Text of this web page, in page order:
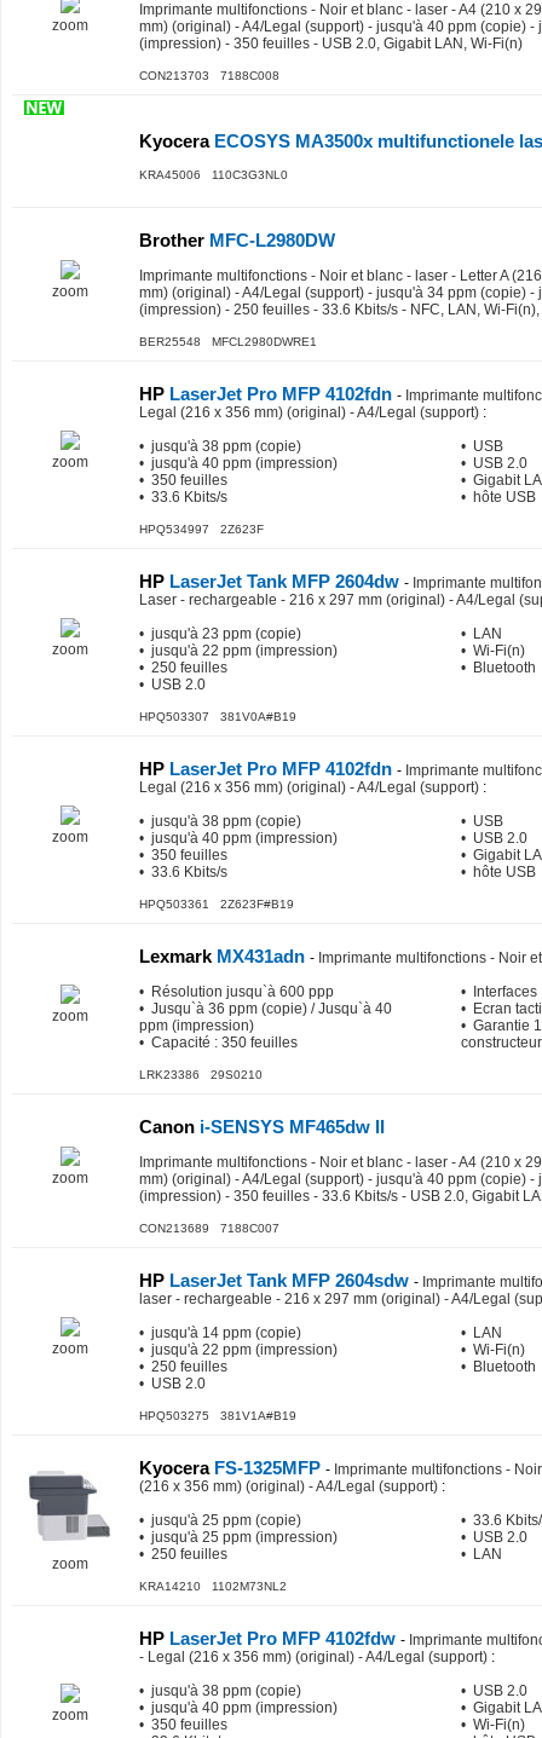
zoom
Imprimante multifonctions - Noir et blanc - laser - A4 (210 x
mm) (original) - A4/Legal (support) - jusqu'à 40 ppm (copie) -
(impression) - 350 feuilles - USB 2.0, Gigabit LAN, Wi-Fi(n)
CON213703 7188C008
KyoceraECOSYS MA3500x multifunctionele
KRA45006 110C3G3NL0
zoom
Brother MFC-L2980DW
Imprimante multifonctions - Noir et blanc - laser - Letter A
mm) (original) - A4/Legal (support) - jusqu'à 34 ppm (copie) -
(impression) - 250 feuilles - 33.6 Kbits/s - NFC, LAN, Wi-
BER25548 MFCL2980DWRE1
zoom
HP LaserJet Pro MFP 4102fdn - Imprimante
Legal (216 x 356 mm) (original) - A4/Legal (support) :
• jusqu'à 38 ppm (copie)
• jusqu'à 40 ppm (impression)
• 350 feuilles
• 33.6 Kbits/s
• USB
• USB 2.0
• Gigabit
• hôte USB
HPQ534997 2Z623F
zoom
HP LaserJet Tank MFP 2604dw - Imprimante
Laser - rechargeable - 216 x 297 mm (original) - A4/Legal
• jusqu'à 23 ppm (copie)
• jusqu'à 22 ppm (impression)
• 250 feuilles
• USB 2.0
• LAN
• Wi-Fi(n)
• Bluetooth
HPQ503307 381V0A#B19
zoom
HP LaserJet Pro MFP 4102fdn - Imprimante
Legal (216 x 356 mm) (original) - A4/Legal (support) :
• jusqu'à 38 ppm (copie)
• jusqu'à 40 ppm (impression)
• 350 feuilles
• 33.6 Kbits/s
• USB
• USB 2.0
• Gigabit
• hôte USB
HPQ503361 2Z623F#B19
zoom
Lexmark MX431adn - Imprimante multifonctions - Noir
• Résolution jusqu`à 600 ppp
• Jusqu`à 36 ppm (copie) / Jusqu`à 40
ppm (impression)
• Capacité : 350 feuilles
• Interfaces
• Ecran
• Garantie
constructeur
LRK23386 29S0210
zoom
Canon i-SENSYS MF465dw II
Imprimante multifonctions - Noir et blanc - laser - A4 (210 x
mm) (original) - A4/Legal (support) - jusqu'à 40 ppm (copie) -
(impression) - 350 feuilles - 33.6 Kbits/s - USB 2.0, Gigabit
CON213689 7188C007
zoom
HP LaserJet Tank MFP 2604sdw - Imprimante
laser - rechargeable - 216 x 297 mm (original) - A4/Legal
• jusqu'à 14 ppm (copie)
• jusqu'à 22 ppm (impression)
• 250 feuilles
• USB 2.0
• LAN
• Wi-Fi(n)
• Bluetooth
HPQ503275 381V1A#B19
zoom
KyoceraFS-1325MFP - Imprimante multifonctions -
(216 x 356 mm) (original) - A4/Legal (support) :
• jusqu'à 25 ppm (copie)
• jusqu'à 25 ppm (impression)
• 250 feuilles
• 33.6
• USB 2.0
• LAN
KRA14210 1102M73NL2
zoom
HP LaserJet Pro MFP 4102fdw - Imprimante
- Legal (216 x 356 mm) (original) - A4/Legal (support) :
• jusqu'à 38 ppm (copie)
• jusqu'à 40 ppm (impression)
• 350 feuilles
• USB 2.0
• Gigabit
• Wi-Fi(n)